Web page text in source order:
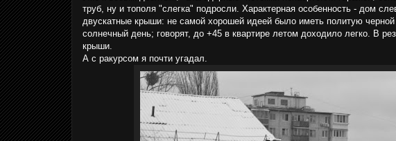
труб, ну и тополя "слегка" подросли. Характерная особенность - дом
двускатные крыши: не самой хорошей идеей было иметь политую
солнечный день; говорят, до +45 в квартире летом доходило легко. В
крыши.
А с ракурсом я почти угадал.